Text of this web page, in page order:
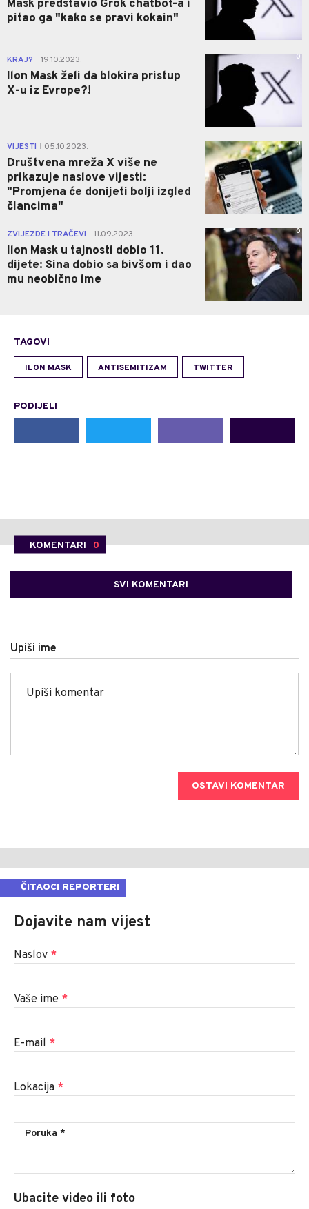
Mask predstavio Grok chatbot-a i
pitao ga "kako se pravi kokain"
KRAJ? 19.10.2023.
Ilon Mask želi da blokira pristup
X-u iz Evrope?!
0
VIJESTI 05.10.2023.
Društvena mreža X više ne
prikazuje naslove vijesti:
"Promjena će donijeti bolji izgled
člancima"
0
ZVIJEZDE I TRAČEVI 11.09.2023.
Ilon Mask u tajnosti dobio 11.
dijete: Sina dobio sa bivšom i dao
mu neobično ime
0
TAGOVI
ILON MASK ANTISEMITIZAM TWITTER
PODIJELI
KOMENTARI 0
SVI KOMENTARI
Upiši ime
OSTAVI KOMENTAR
ČITAOCI REPORTERI
Dojavite nam vijest
Naslov *
Vaše ime *
E-mail *
Lokacija *
Ubacite video ili foto